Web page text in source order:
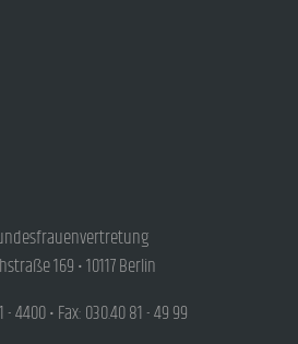
169 • 10117 Berlin
- 4400 • Fax: 030.40 81 - 49 99